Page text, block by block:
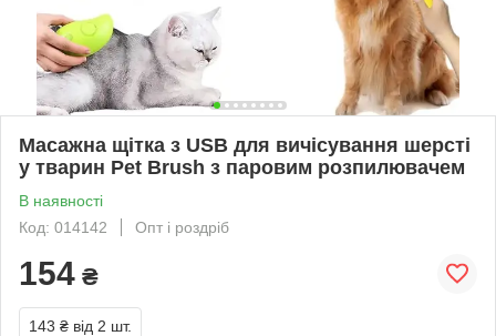
Масажна щітка з USB для вичісування шерсті
у тварин Pet Brush з паровим розпилювачем
В наявності
Код: 014142
Опт і роздріб
154 ₴
143 ₴ від 2 шт.